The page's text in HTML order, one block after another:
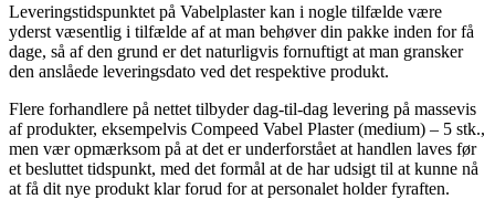
Leveringstidspunktet på Vabelplaster kan i nogle tilfælde være
yderst væsentlig i tilfælde af at man behøver din pakke inden for få
dage, så af den grund er det naturligvis fornuftigt at man gransker
den anslåede leveringsdato ved det respektive produkt.
Flere forhandlere på nettet tilbyder dag-til-dag levering på massevis
af produkter, eksempelvis Compeed Vabel Plaster (medium) – 5 stk.,
men vær opmærksom på at det er underforstået at handlen laves før
et besluttet tidspunkt, med det formål at de har udsigt til at kunne nå
at få dit nye produkt klar forud for at personalet holder fyraften.